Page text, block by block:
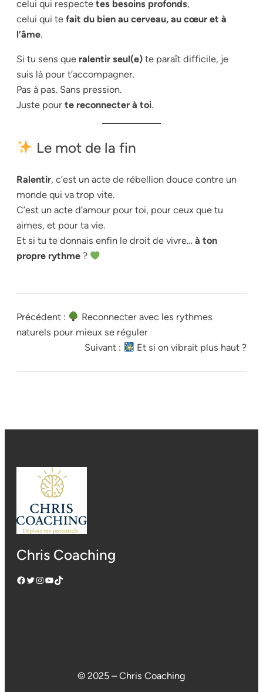
celui qui respecte tes besoins profonds,
celui qui te fait du bien au cerveau, au cœur et à
l’âme.
Si tu sens que ralentir seul(e) te paraît difficile, je
suis là pour t’accompagner.
Pas à pas. Sans pression.
Juste pour te reconnecter à toi.
Le mot de la fin
Ralentir, c’est un acte de rébellion douce contre un
monde qui va trop vite.
C’est un acte d’amour pour toi, pour ceux que tu
aimes, et pour ta vie.
Et si tu te donnais enfin le droit de vivre… à ton
propre rythme ?
Précédent :
Reconnecter avec les rythmes
naturels pour mieux se réguler
Suivant :
Et si on vibrait plus haut ?
Chris Coaching
Facebook Twitter InstagramYouTube TikTok
© 2025 – Chris Coaching